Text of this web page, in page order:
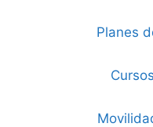
Planes